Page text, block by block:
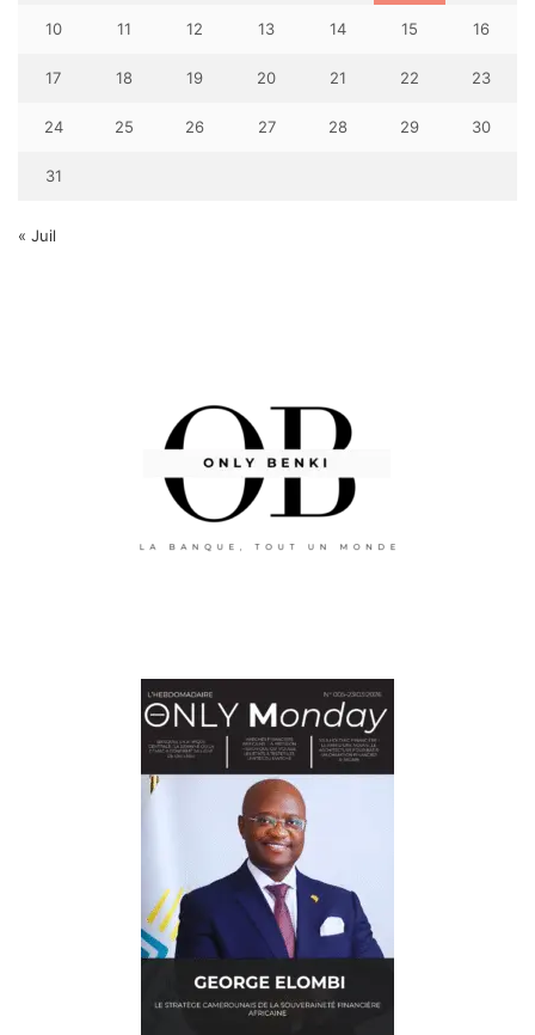
10 11 12 13 14 15 16
17 18 19 20 21 22 23
24 25 26 27 28 29 30
31
« Juil